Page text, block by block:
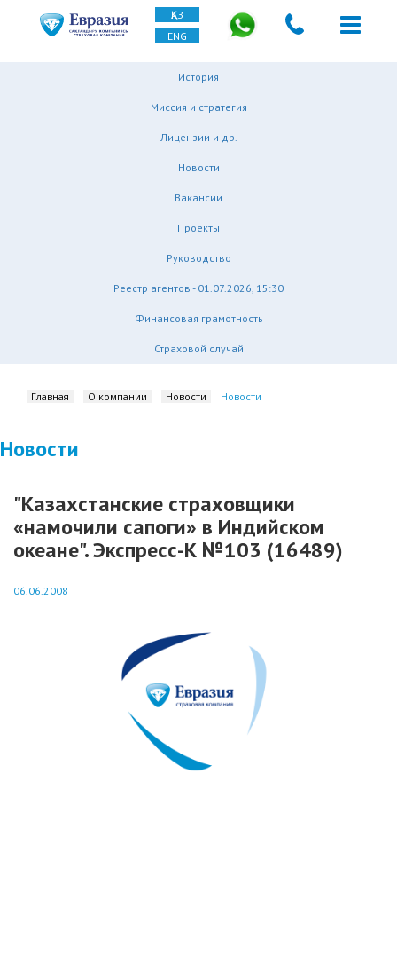
ҚАЗ
ENG
История
Миссия и стратегия
Лицензии и др.
Новости
Вакансии
Проекты
Руководство
Реестр агентов - 01.07.2026, 15:30
Финансовая грамотность
Страховой случай
Главная О компании Новости Новости
Новости
"Казахстанские страховщики
«намочили сапоги» в Индийском
океане". Экспресс-К №103 (16489)
06.06.2008